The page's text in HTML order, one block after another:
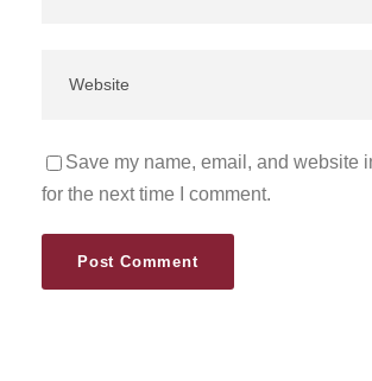
Save my name, email, and website
for the next time I comment.